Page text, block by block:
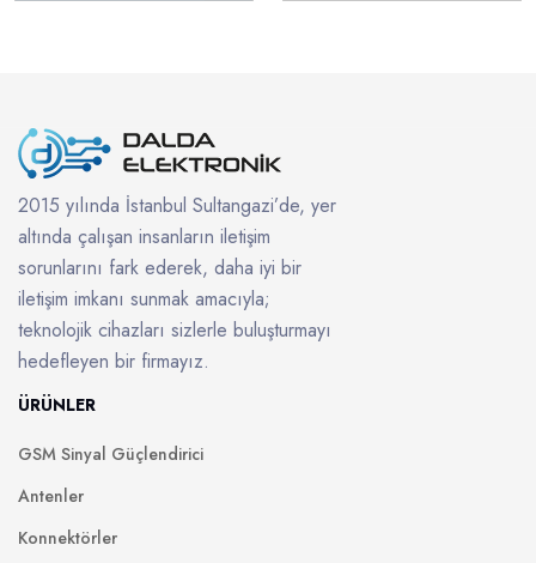
2015 yılında İstanbul Sultangazi’de, yer
altında çalışan insanların iletişim
sorunlarını fark ederek, daha iyi bir
iletişim imkanı sunmak amacıyla;
teknolojik cihazları sizlerle buluşturmayı
hedefleyen bir firmayız.
ÜRÜNLER
GSM Sinyal Güçlendirici
Antenler
Konnektörler